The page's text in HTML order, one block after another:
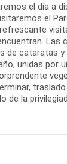
el día a
el
Las
de cataratas y
unidas por
de la